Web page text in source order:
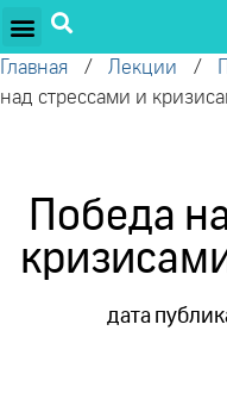
Главная / Лекции /
над стрессами и
Победа
дата